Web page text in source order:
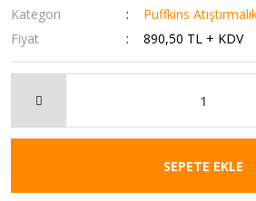
Kategori
Puffkins
Fiyat
890,50 TL + KDV
SEPETE EKLE